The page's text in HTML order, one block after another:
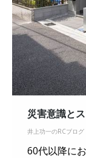
災害意識と
井上功一のRCブログ
60代以降に